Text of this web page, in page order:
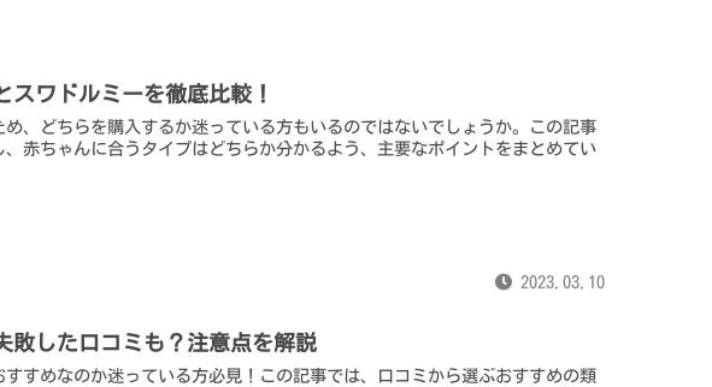
スワドルミーを徹底比較！
、どちらを購入するか迷っている方もいるのではないでしょうか。この記事
赤ちゃんに合うタイプはどちらか分かるよう、主要なポイントをまとめてい
2023.03.10
敗した口コミも？注意点を解説
すめなのか迷っている方必見！この記事では、口コミから選ぶおすすめの類